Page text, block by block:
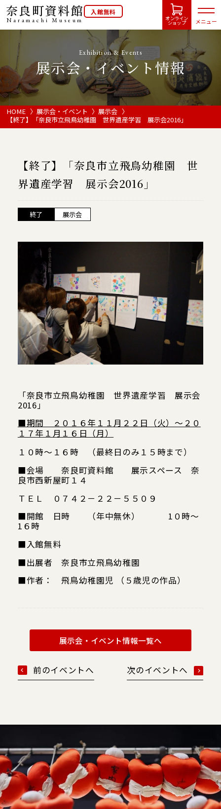
奈良町資料館
NaramachiMuseum
入館無料
オンライン
ショップ メニュー
HOME
開館カレンダー
ご利用案内
当館について
当館について
メディア実績
活動実績
お知らせ
ブログ
Exhibition & Events
展示会・イベント情報
HOME 展示会・イベント
展示会
【終了】「奈良市立飛鳥幼稚園 世界遺産学習 展示会2016」
【終了】「奈良市立飛鳥幼稚園 世
界遺産学習 展示会2016」
終了 展示会
「奈良市立飛鳥幼稚園 世界遺産学習 展示会
2016」
■期間 ２０１６年１１月２２日（火）～２０
１７年１月１６日（月）
１０時～１６時 （最終日のみ１５時まで）
■会場 奈良町資料館 展示スペース 奈
良市西新屋町１４
ＴＥＬ ０７４２－２２－５５０９
■開館 日時 （年中無休） 1０時～
1６時
■入館無料
■出展者 奈良市立飛鳥幼稚園
■作者： 飛鳥幼稚園児 （５歳児の作品）
前のイベントへ
展示会・イベント情報一覧へ
次のイベントへ